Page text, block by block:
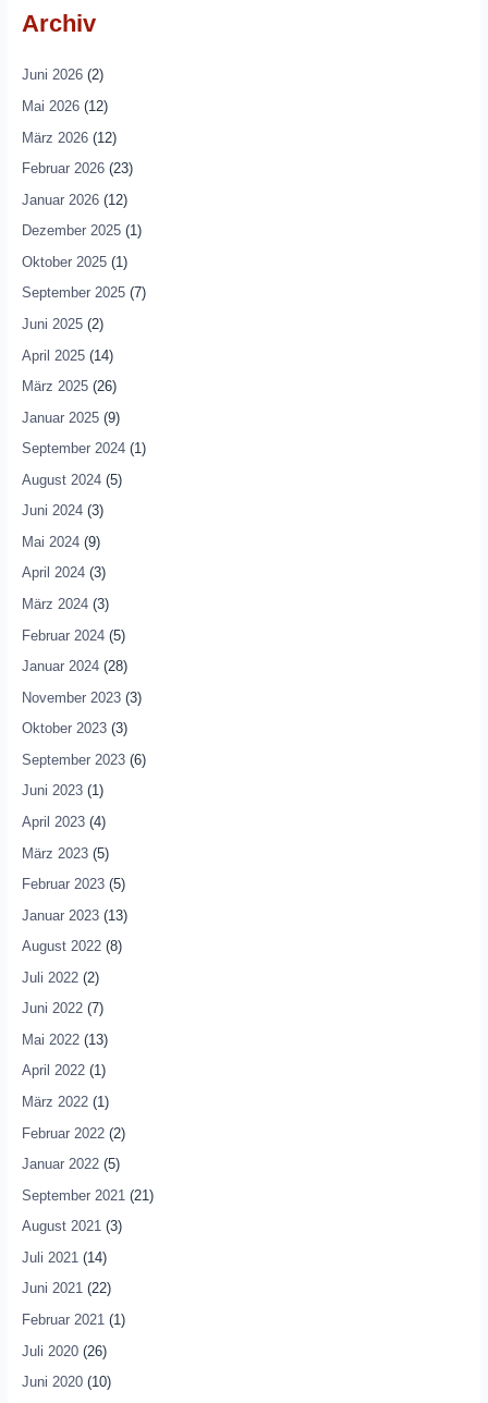
Archiv
Juni 2026(2)
Mai 2026(12)
März 2026(12)
Februar 2026(23)
Januar 2026(12)
Dezember 2025(1)
Oktober 2025(1)
September 2025(7)
Juni 2025(2)
April 2025(14)
März 2025(26)
Januar 2025(9)
September 2024(1)
August 2024(5)
Juni 2024(3)
Mai 2024(9)
April 2024(3)
März 2024(3)
Februar 2024(5)
Januar 2024(28)
November 2023(3)
Oktober 2023(3)
September 2023(6)
Juni 2023(1)
April 2023(4)
März 2023(5)
Februar 2023(5)
Januar 2023(13)
August 2022(8)
Juli 2022(2)
Juni 2022(7)
Mai 2022(13)
April 2022(1)
März 2022(1)
Februar 2022(2)
Januar 2022(5)
September 2021 (21)
August 2021(3)
Juli 2021 (14)
Juni 2021(22)
Februar 2021 (1)
Juli 2020(26)
Juni 2020(10)